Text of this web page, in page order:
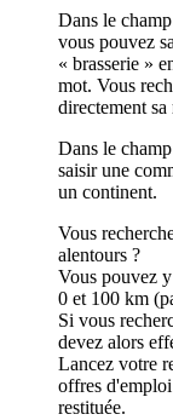
Dans le
vous pouvez
« brasserie »
mot. Vous
directement
Dans le
saisir une
un continent.
Vous
alentours ?
Vous pouvez
0 et 100 km
Si vous
devez alors
Lancez votre
offres d'emploi
restituée.